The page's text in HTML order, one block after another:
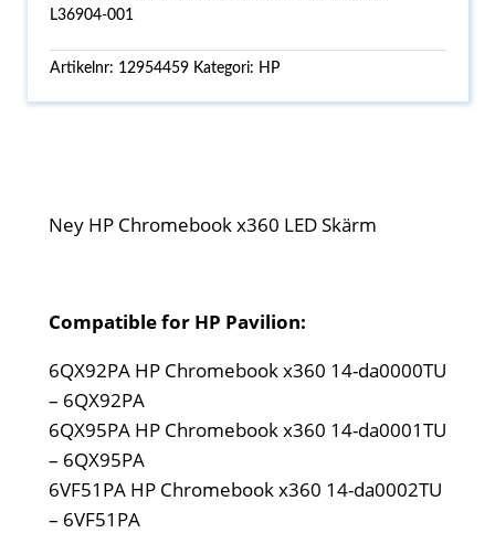
L36904-001
Artikelnr: 12954459 Kategori: HP
Ney HP Chromebook x360 LED Skärm
Compatible for HP Pavilion:
6QX92PA HP Chromebook x360 14-da0000TU
– 6QX92PA
6QX95PA HP Chromebook x360 14-da0001TU
– 6QX95PA
6VF51PA HP Chromebook x360 14-da0002TU
– 6VF51PA